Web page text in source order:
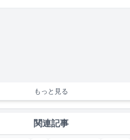
もっと見る
関連記事